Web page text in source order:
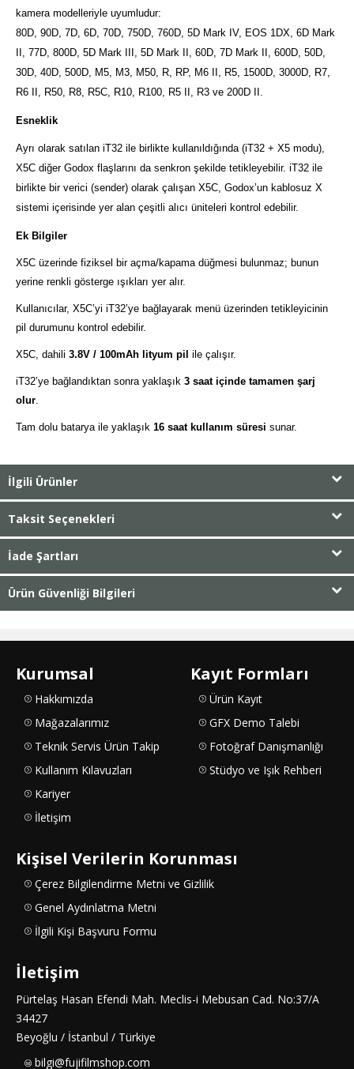
kamera modelleriyle uyumludur:
80D, 90D, 7D, 6D, 70D, 750D, 760D, 5D Mark IV, EOS 1DX, 6D Mark
II, 77D, 800D, 5D Mark III, 5D Mark II, 60D, 7D Mark II, 600D, 50D,
30D, 40D, 500D, M5, M3, M50, R, RP, M6 II, R5, 1500D, 3000D, R7,
R6 II, R50, R8, R5C, R10, R100, R5 II, R3 ve 200D II.
Esneklik
Ayrı olarak satılan iT32 ile birlikte kullanıldığında (iT32 + X5 modu),
X5C diğer Godox flaşlarını da senkron şekilde tetikleyebilir. iT32 ile
birlikte bir verici (sender) olarak çalışan X5C, Godox’un kablosuz X
sistemi içerisinde yer alan çeşitli alıcı üniteleri kontrol edebilir.
Ek Bilgiler
X5C üzerinde fiziksel bir açma/kapama düğmesi bulunmaz; bunun
yerine renkli gösterge ışıkları yer alır.
Kullanıcılar, X5C’yi iT32’ye bağlayarak menü üzerinden tetikleyicinin
pil durumunu kontrol edebilir.
X5C, dahili 3.8V / 100mAh lityum pil ile çalışır.
iT32’ye bağlandıktan sonra yaklaşık 3 saat içinde tamamen şarj
olur
Tam dolu batarya ile yaklaşık 16 saat kullanım süresi sunar.
İlgili Ürünler
Taksit Seçenekleri
İade Şartları
Ürün Güvenliği Bilgileri
Kurumsal
Hakkımızda
Mağazalarımız
Teknik Servis Ürün Takip
Kullanım Kılavuzları
Kariyer
İletişim
Kayıt Formları
Ürün Kayıt
GFX Demo Talebi
Fotoğraf Danışmanlığı
Stüdyo ve Işık Rehberi
Kişisel Verilerin Korunması
Çerez Bilgilendirme Metni ve Gizlilik
Genel Aydınlatma Metni
İlgili Kişi Başvuru Formu
İletişim
Pürtelaş Hasan Efendi Mah. Meclis-i Mebusan Cad. No:37/A
34427
Beyoğlu / İstanbul / Türkiye
bilgi@fujifilmshop.com